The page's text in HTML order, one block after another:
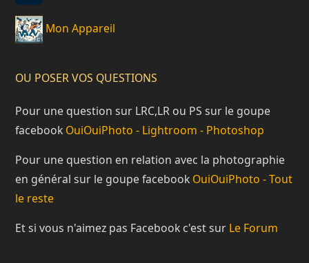
Mon Appareil
OU POSER VOS QUESTIONS
Pour une question sur LRC,LR ou PS sur le goupe
facebook OuiOuiPhoto - Lightroom - Photoshop
Pour une question en relation avec la photographie
en général sur le goupe facebook OuiOuiPhoto - Tout
le reste
Et si vous n'aimez pas Facebook c'est sur Le Forum